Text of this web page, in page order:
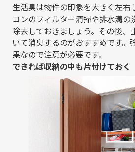
生活臭は物件の印象を大きく左右
コンのフィルター清掃や排水溝の
除去しておきましょう。その後、
いて消臭するのがおすすめです。
果なので注意が必要です。
できれば収納の中も片付けておく